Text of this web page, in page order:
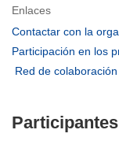
Enlaces
Contactar con la
Participación en los
Red de